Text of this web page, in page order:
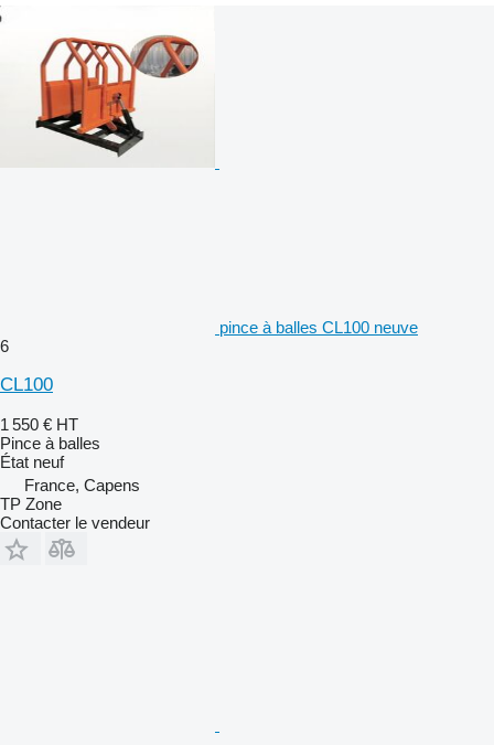
pince à balles CL100 neuve
6
CL100
1 550 € HT
Pince à balles
État neuf
France, Capens
TP Zone
Contacter le vendeur